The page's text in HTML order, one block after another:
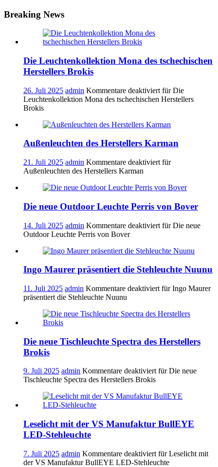
Breaking News
Die Leuchtenkollektion Mona des tschechischen
Herstellers Brokis
26. Juli 2025 admin Kommentare deaktiviert für Die
Leuchtenkollektion Mona des tschechischen Herstellers
Brokis
Außenleuchten des Herstellers Karman
21. Juli 2025 admin Kommentare deaktiviert für
Außenleuchten des Herstellers Karman
Die neue Outdoor Leuchte Perris von Bover
14. Juli 2025 admin Kommentare deaktiviert für Die neue
Outdoor Leuchte Perris von Bover
Ingo Maurer präsentiert die Stehleuchte Nuunu
11. Juli 2025 admin Kommentare deaktiviert für Ingo Maurer
präsentiert die Stehleuchte Nuunu
Die neue Tischleuchte Spectra des Herstellers
Brokis
9. Juli 2025 admin Kommentare deaktiviertfür Die neue
Tischleuchte Spectra des Herstellers Brokis
Leselicht mit der VS Manufaktur BullEYE
LED-Stehleuchte
7. Juli 2025 admin Kommentare deaktiviert für Leselicht mit
der VS Manufaktur BullEYE LED-Stehleuchte